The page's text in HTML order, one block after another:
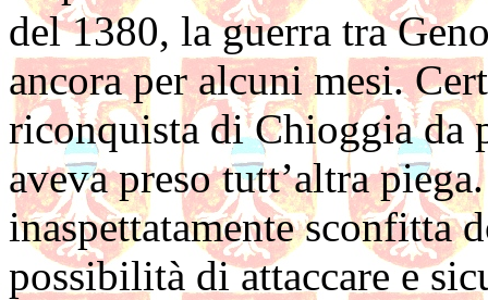
del 1380, la guerra tra
ancora per alcuni mesi.
riconquista di Chioggia da
aveva preso tutt’altra
inaspettatamente scon­fitta
possibilità di attaccare e